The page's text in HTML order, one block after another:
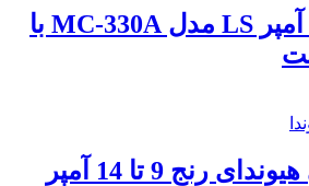
کنتاکتور 330 آمپر LS مدل MC-330A با
رنج 9 تا 14 آمپر